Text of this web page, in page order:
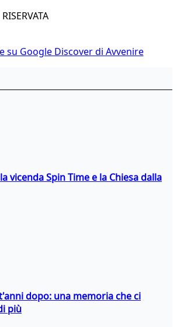
su Google Discover di Avvenire
vicenda Spin Time e la Chiesa dalla
dopo: una memoria che ci
più